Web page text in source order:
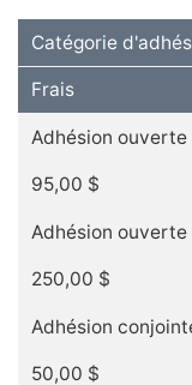
Catégorie
Frais
Adhésion ouverte
95,00 $
Adhésion
250,00 $
Adhésion
50,00 $